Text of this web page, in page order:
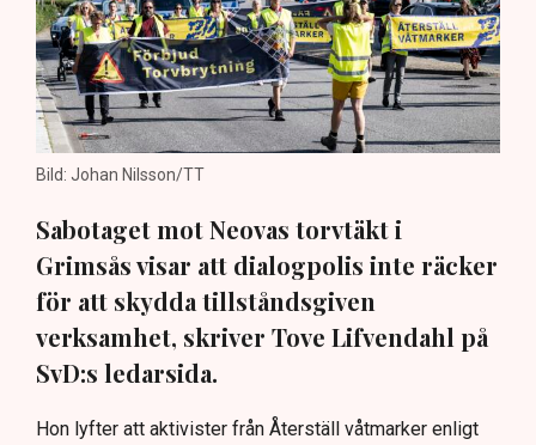
Bild: Johan Nilsson/TT
Sabotaget mot Neovas torvtäkt i
Grimsås visar att dialogpolis inte räcker
för att skydda tillståndsgiven
verksamhet, skriver Tove Lifvendahl på
SvD:s ledarsida.
Hon lyfter att aktivister från Återställ våtmarker enligt